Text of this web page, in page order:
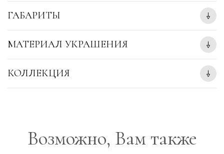
ГАБАРИТЫ
МАТЕРИАЛ УКРАШЕНИЯ
КОЛЛЕКЦИЯ
Возможно, Вам также